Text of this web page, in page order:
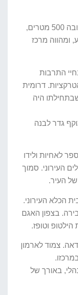
קנדי שוכנת באזור הררי פורה וירוק בגובה 500 מטרים,
ומהווה מרכז
התרבות
דרומית
היה
גדר לבנה
לאחיות ולידו
העירוני. סמוך
העיר.
הכלא העירוני.
בצפון האגם
וטופז.
צמוד לארמון
באורך של